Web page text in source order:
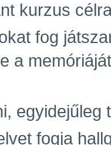
kurzus
fog
a
egyidejűleg
fogja